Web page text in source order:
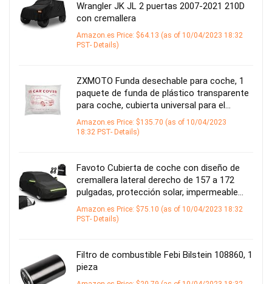
Wrangler JK JL 2 puertas 2007-2021 210D
con cremallera
Amazon.es Price: $64.13 (as of 10/04/2023 18:32
PST- Details)
ZXMOTO Funda desechable para coche, 1
paquete de funda de plástico transparente
para coche, cubierta universal para el…
Amazon.es Price: $135.70 (as of 10/04/2023
18:32 PST- Details)
Favoto Cubierta de coche con diseño de
cremallera lateral derecho de 157 a 172
pulgadas, protección solar, impermeable…
Amazon.es Price: $75.10 (as of 10/04/2023 18:32
PST- Details)
Filtro de combustible Febi Bilstein 108860, 1
pieza